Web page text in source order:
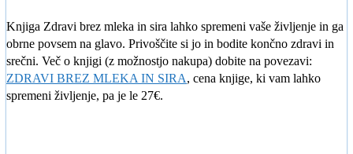
Knjiga Zdravi brez mleka in sira lahko spremeni vaše življenje in ga
obrne povsem na glavo. Privoščite si jo in bodite končno zdravi in
srečni. Več o knjigi (z možnostjo nakupa) dobite na povezavi:
ZDRAVI BREZ MLEKA IN SIRA, cena knjige, ki vam lahko
spremeni življenje, pa je le 27€.